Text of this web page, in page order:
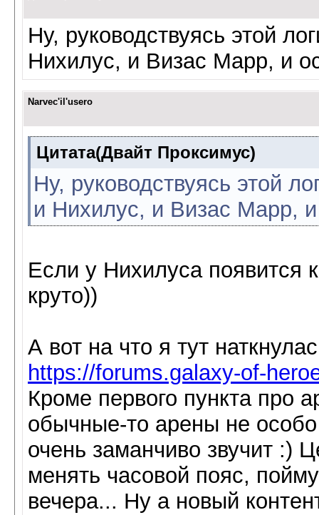
Ну, руководствуясь этой
Нихилус, и Визас Марр, и
Narvec'il'usero
Цитата(Двайт Проксимус)
Ну, руководствуясь этой
и Нихилус, и Визас Марр,
Если у Нихилуса появится
круто))
А вот на что я тут
https://forums.galaxy-of-
Кроме первого пункта про
обычные-то арены не
очень заманчиво звучит :)
менять часовой пояс,
вечера... Ну а новый